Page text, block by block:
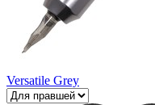
Versatile Grey